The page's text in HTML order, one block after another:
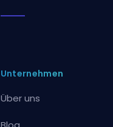
Unternehmen
Über uns